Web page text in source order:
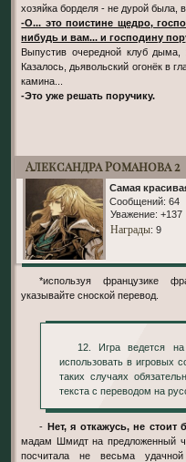
хозяйка борделя - не дурой была,
-О... это поистине щедро,
нибудь и вам... и господину
Выпустив очередной клуб дыма,
Казалось, дьявольский огонёк в
камина...
-Это уже решать поручику.
Александра Романова 2
Самая
Сообщений: 64
Уважение: +137
Награды: 9
*используя французике фразы (или любого другого языка)
указывайте сноской перевод.
12. Игра ведется на русском языке. Разрешено
использовать в игровых
таких случаях
текста с переводом на
Нет, я откажусь, не стоит
мадам Шмидт на предложенный
посчитала не весьма